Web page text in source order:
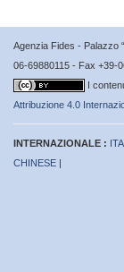
Agenzia Fides - Palazzo
06-69880115 - Fax +39-
I
Attribuzione 4.0
INTERNAZIONALE :
CHINESE |